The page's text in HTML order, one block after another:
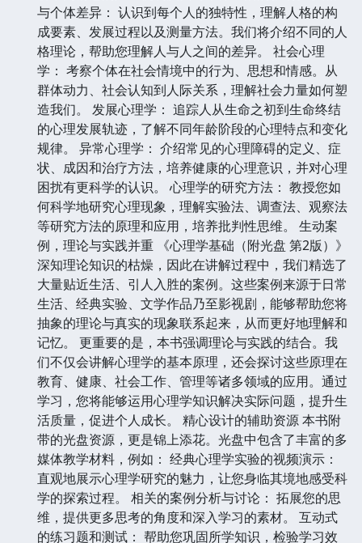
与个体差异： 认识到每个人的独特性，理解人格的构
成要素、发展过程以及测量方法。我们将介绍不同的人
格理论，帮助您理解人与人之间的差异。 社会心理
学： 考察个体在社会情境中的行为、思想和情感。从
群体动力、社会认知到人际关系，理解社会力量如何塑
造我们。 发展心理学： 追踪人从生命之初到生命终结
的心理发展轨迹，了解不同年龄阶段的心理特点和变化
规律。 异常心理学： 介绍常见的心理障碍的定义、症
状、成因和治疗方法，培养健康的心理意识，并对心理
困扰有更科学的认识。 心理学的研究方法： 教授您如
何科学地研究心理现象，理解实验法、调查法、观察法
等研究方法的原理和应用，培养批判性思维。 生动案
例，理论与实践并重 《心理学基础（附光盘 第2版）》
深知理论知识的枯燥，因此在讲解过程中，我们精选了
大量贴近生活、引人入胜的案例。这些案例来源于日常
生活、经典实验、文学作品乃至影视剧，能够帮助您将
抽象的理论与真实的现象联系起来，从而更好地理解和
记忆。 更重要的是，本书强调理论与实践的结合。我
们不仅会讲解心理学的基本原理，还会探讨这些原理在
教育、健康、社会工作、管理等诸多领域的应用。通过
学习，您将能够运用心理学知识解决实际问题，提升生
活质量，促进个人成长。 精心设计的辅助资源 本书附
带的光盘资源，更是锦上添花。光盘中包含了丰富的多
媒体教学材料，例如： 经典心理学实验的视频演示：
直观地展示心理学研究的魅力，让您身临其境地感受科
学的探索过程。 相关的案例分析与讨论： 拓展您的思
维，提供更多思考的角度和深入学习的素材。 互动式
的练习题和测试： 帮助您巩固所学知识，检验学习效